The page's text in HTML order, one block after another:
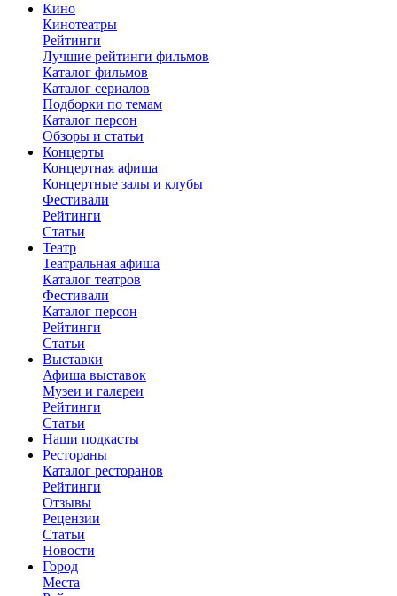
Кино
Кинотеатры
Рейтинги
Лучшие рейтинги фильмов
Каталог фильмов
Каталог сериалов
Подборки по темам
Каталог персон
Обзоры и статьи
Концерты
Концертная афиша
Концертные залы и клубы
Фестивали
Рейтинги
Статьи
Театр
Театральная афиша
Каталог театров
Фестивали
Каталог персон
Рейтинги
Статьи
Выставки
Афиша выставок
Музеи и галереи
Рейтинги
Статьи
Наши подкасты
Рестораны
Каталог ресторанов
Рейтинги
Отзывы
Рецензии
Статьи
Новости
Город
Места